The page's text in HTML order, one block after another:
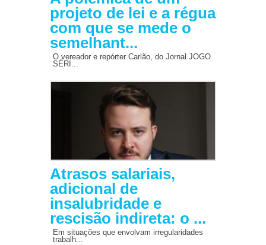
projeto de lei e a régua
com que se mede o
semelhant...
O vereador e repórter Carlão, do Jornal JOGO
SÉRI...
Atrasos salariais,
adicional de
insalubridade e
rescisão indireta: o ...
Em situações que envolvam irregularidades
trabalh...